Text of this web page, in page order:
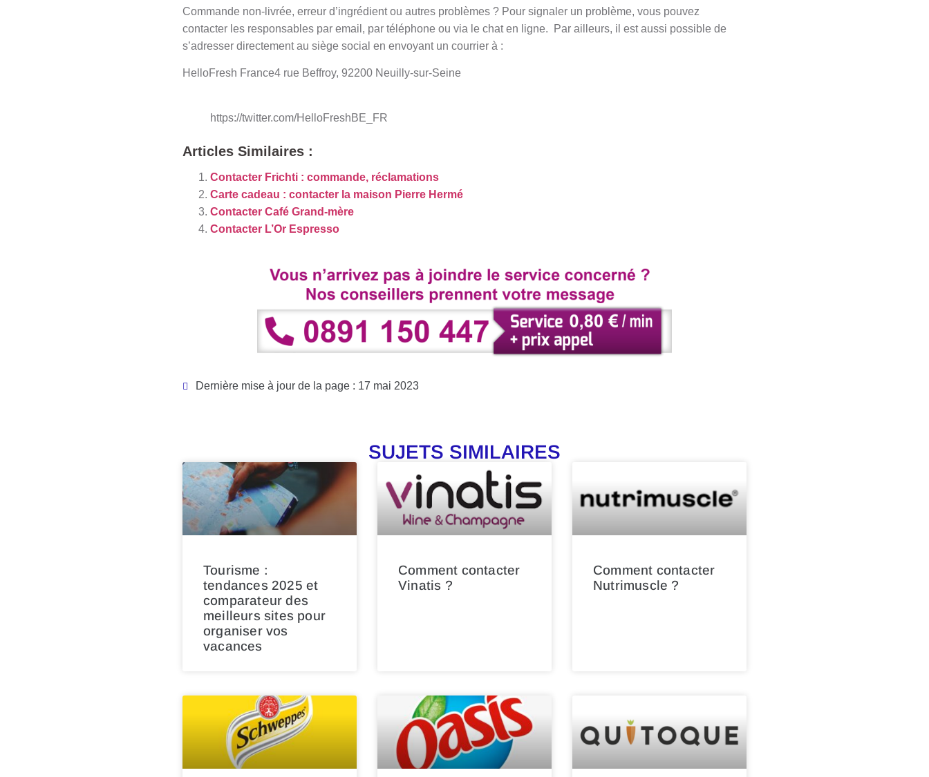
Commande non-livrée, erreur d’ingrédient ou autres problèmes ? Pour signaler un problème, vous pouvez
contacter les responsables par email, par téléphone ou via le chat en ligne. Par ailleurs, il est aussi possible de
s’adresser directement au siège social en envoyant un courrier à :
HelloFresh France4 rue Beffroy, 92200 Neuilly-sur-Seine
https://twitter.com/HelloFreshBE_FR
Articles Similaires :
Contacter Frichti : commande, réclamations
Carte cadeau : contacter la maison Pierre Hermé
Contacter Café Grand-mère
Contacter L’Or Espresso
Dernière mise à jour de la page : 17 mai 2023
SUJETS SIMILAIRES
Tourisme :
tendances 2025 et
comparateur des
meilleurs sites pour
organiser vos
vacances
Comment contacter
Vinatis ?
Comment contacter
Nutrimuscle ?